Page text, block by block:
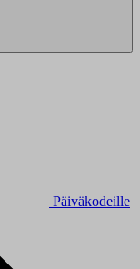
Päiväkodeille